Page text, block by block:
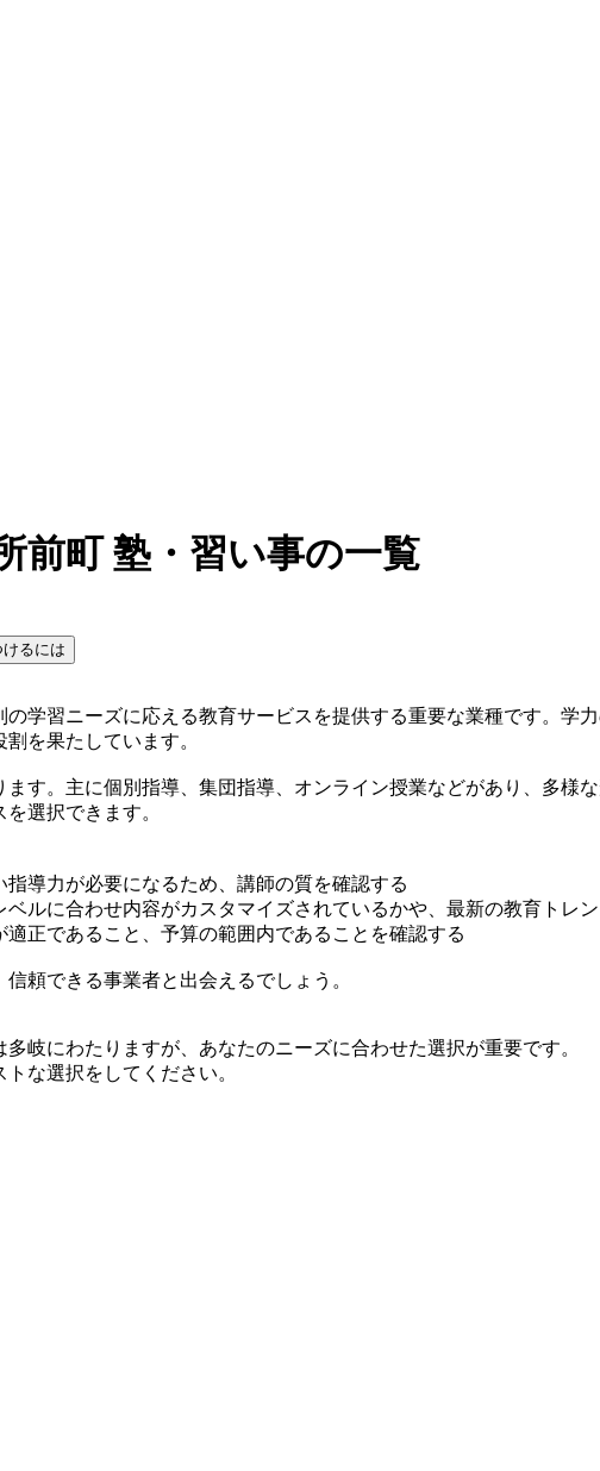
前町 塾・習い事の一覧
るには
学習ニーズに応える教育サービスを提供する重要な業種です。学
を果たしています。
す。主に個別指導、集団指導、オンライン授業などがあり、多様
選択できます。
導力が必要になるため、講師の質を確認する
ルに合わせ内容がカスタマイズされているかや、最新の教育トレ
正であること、予算の範囲内であることを確認する
頼できる事業者と出会えるでしょう。
岐にわたりますが、あなたのニーズに合わせた選択が重要です。
な選択をしてください。